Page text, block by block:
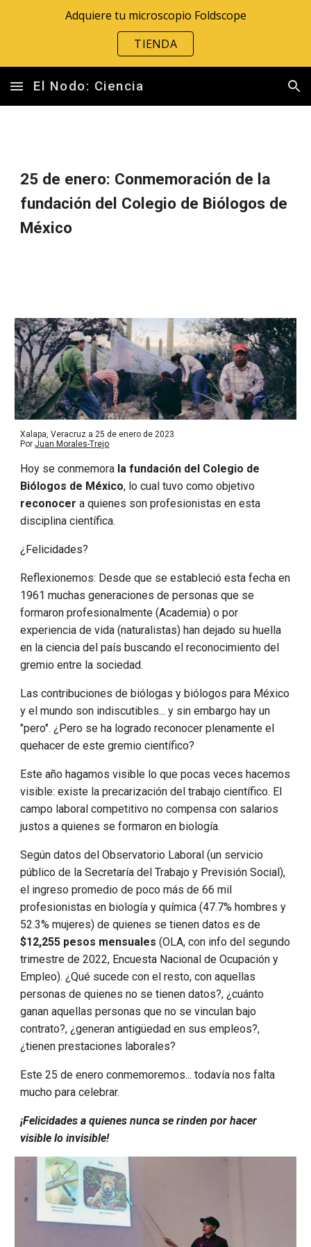
Skip to main content Skip to navigation
Adquiere tu microscopio Foldscope
TIENDA
El Nodo: Ciencia
25 de enero: Conmemoración de la
fundación del Colegio de Biólogos de
México
Xalapa, Veracruz a 25 de enero de 2023
PorJuan Morales-Trejo
Hoy se conmemora la fundación del Colegio de
Biólogos de México, lo cual tuvo como objetivo
reconocer a quienes son profesionistas en esta
disciplina científica.
¿Felicidades?
Reflexionemos: Desde que se estableció esta fecha en
1961 muchas generaciones de personas que se
formaron profesionalmente (Academia) o por
experiencia de vida (naturalistas) han dejado su huella
en la ciencia del país buscando el reconocimiento del
gremio entre la sociedad.
Las contribuciones de biólogas y biólogos para México
y el mundo son indiscutibles... y sin embargo hay un
"pero". ¿Pero se ha logrado reconocer plenamente el
quehacer de este gremio científico?
Este año hagamos visible lo que pocas veces hacemos
visible: existe la precarización del trabajo científico. El
campo laboral competitivo no compensa con salarios
justos a quienes se formaron en biología.
Según datos del Observatorio Laboral (un servicio
público de la Secretaría del Trabajo y Previsión Social),
el ingreso promedio de poco más de 66 mil
profesionistas en biología y química (47.7% hombres y
52.3% mujeres) de quienes se tienen datos es de
$12,255 pesos mensuales (OLA, con info del segundo
trimestre de 2022, Encuesta Nacional de Ocupación y
Empleo). ¿Qué sucede con el resto, con aquellas
personas de quienes no se tienen datos?, ¿cuánto
ganan aquellas personas que no se vinculan bajo
contrato?, ¿generan antigüedad en sus empleos?,
¿tienen prestaciones laborales?
Este 25 de enero conmemoremos... todavía nos falta
mucho para celebrar.
¡Felicidades a quienes nunca se rinden por hacer
visible lo invisible!